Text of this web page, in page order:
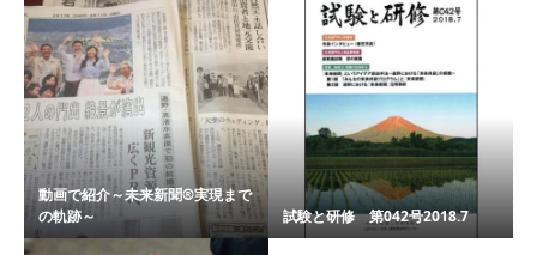
動画で紹介～未来新聞®実現まで
の軌跡～
試験と研修 第042号2018.7